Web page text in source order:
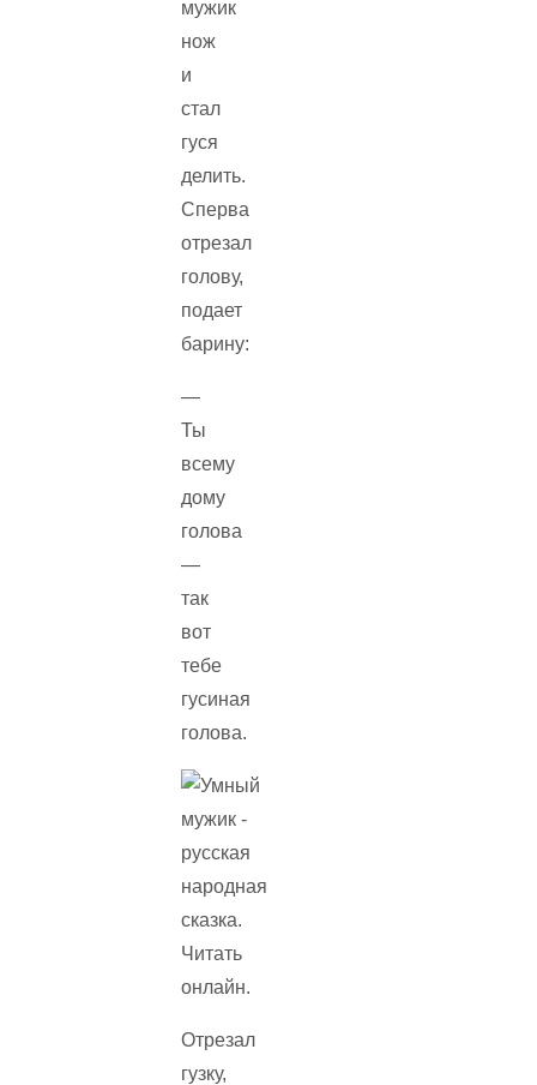
мужик
нож
и
стал
гуся
делить.
Сперва
отрезал
голову,
подает
барину:
—
Ты
всему
дому
голова
—
так
вот
тебе
гусиная
голова.
Отрезал
гузку,